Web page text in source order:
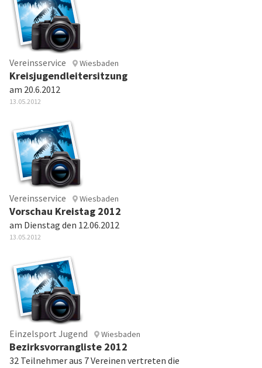
Vereinsservice Wiesbaden
Kreisjugendleitersitzung
am 20.6.2012
13.05.2012
Vereinsservice Wiesbaden
Vorschau Kreistag 2012
am Dienstag den 12.06.2012
13.05.2012
Einzelsport Jugend Wiesbaden
Bezirksvorrangliste 2012
32 Teilnehmer aus 7 Vereinen vertreten die